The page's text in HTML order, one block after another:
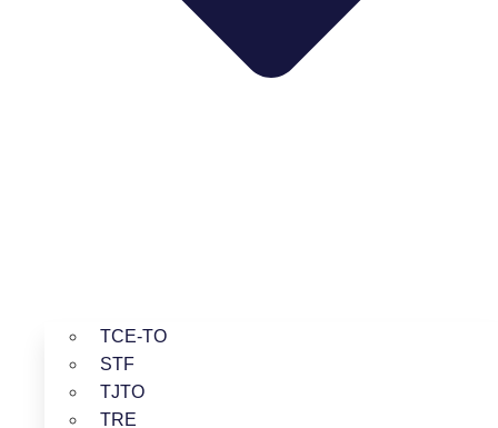
TCE-TO
STF
TJTO
TRE